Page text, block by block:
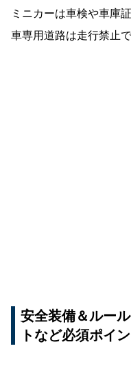
ミニカーは車検や車庫
車専用道路は走行禁止で
安全装備＆ルー
トなど必須ポイ